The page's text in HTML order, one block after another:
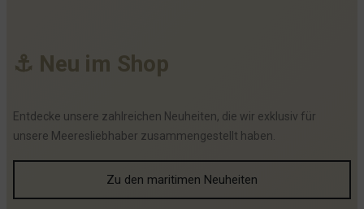
⚓ Neu im Shop
Entdecke unsere zahlreichen Neuheiten, die wir exklusiv für
unsere Meeresliebhaber zusammengestellt haben.
Zu den maritimen Neuheiten